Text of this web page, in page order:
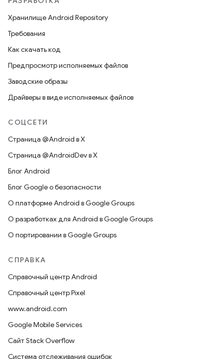
Хранилище Android Repository
Требования
Как скачать код
Предпросмотр исполняемых файлов
Заводские образы
Драйверы в виде исполняемых файлов
СОЦСЕТИ
Страница @Android в X
Страница @AndroidDev в X
Блог Android
Блог Google о безопасности
О платформе Android в Google Groups
О разработках для Android в Google Groups
О портировании в Google Groups
СПРАВКА
Справочный центр Android
Справочный центр Pixel
www.android.com
Google Mobile Services
Сайт Stack Overflow
Система отслеживания ошибок